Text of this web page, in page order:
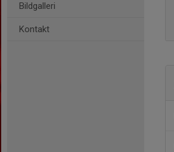
Bildgalleri
Kontakt